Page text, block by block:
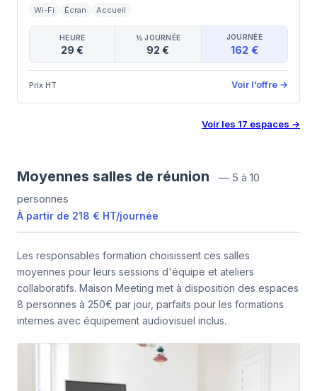
Wi-Fi Écran Accueil
HEURE
29 €
½ JOURNÉE
92 €
JOURNÉE
162 €
Prix HT Voir l’offre →
Voir les 17 espaces →
Moyennes salles de réunion — 5 à 10
personnes
À partir de 218 € HT/journée
Les responsables formation choisissent ces salles
moyennes pour leurs sessions d'équipe et ateliers
collaboratifs. Maison Meeting met à disposition des espaces
8 personnes à 250€ par jour, parfaits pour les formations
internes avec équipement audiovisuel inclus.